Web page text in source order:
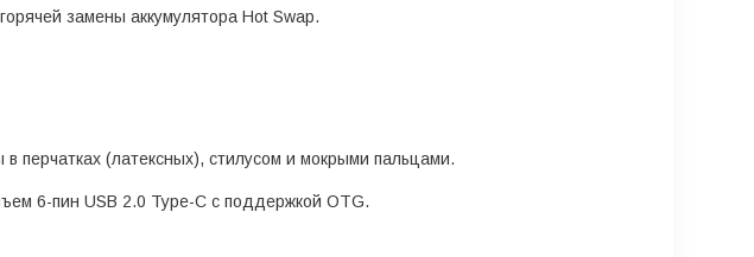
замены аккумулятора Hot Swap.
перчатках (латексных), стилусом и мокрыми пальцами.
6-пин USB 2.0 Type-C с поддержкой OTG.